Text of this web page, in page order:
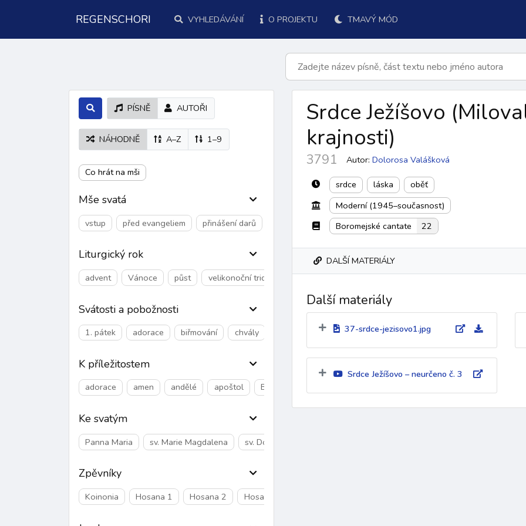
REGENSCHORI VYHLEDÁVÁNÍ O PROJEKTU TMAVÝ MÓD
PÍSNĚ AUTOŘI
NÁHODNĚ A–Z 1–9
Co hrát na mši
Mše svatá
vstup před evangeliem přinášení darů po přijímání závěr ordinárium
Liturgický rok
advent Vánoce půst velikonoční triduum Velikonoce mezidobí
Svátosti a pobožnosti
1. pátek adorace biřmování chvály k Duchu Svatému ke křížové cestě křest
K příležitostem
adorace amen andělé apoštol Beránek Boží
Ke svatým
Panna Maria sv. Marie Magdalena sv. Dominik
Zpěvníky
Koinonia Hosana 1 Hosana 2 Hosana 3
Srdce Ježíšovo
krajnosti)
3791 Autor: Dolorosa Valášková
srdce láska
oběť
Moderní (1945–současnost)
Boromejské cantate
22
DALŠÍ MATERIÁLY
Další materiály
37-srdce-jezisovo1.jpg
Srdce Ježíšovo – neurčeno č. 3